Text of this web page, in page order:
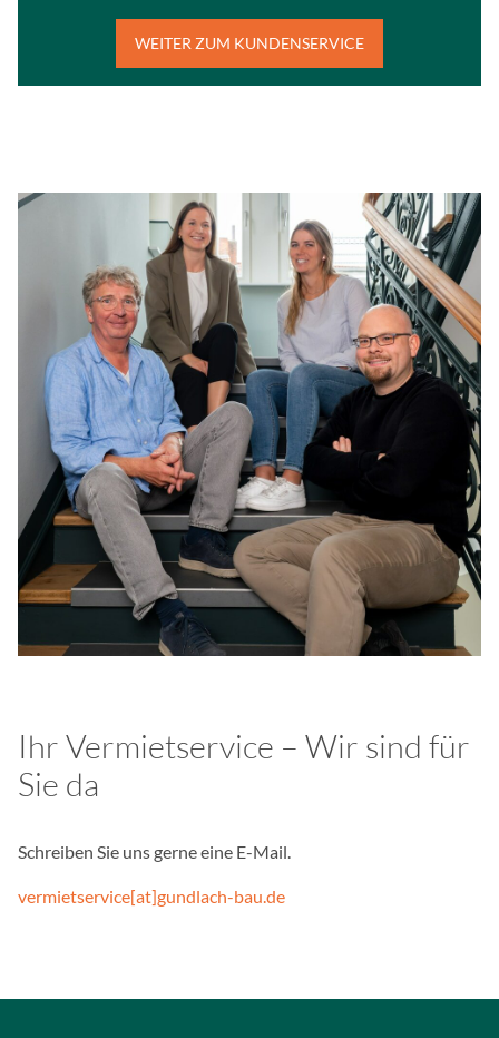
WEITER ZUM KUNDENSERVICE
Ihr Vermietservice – Wir sind für
Sie da
Schreiben Sie uns gerne eine E-Mail.
vermietservice[at]gundlach-bau.de
Zweck:
Google stellt
Diese Seite nutzt Google
Social Media Postings
Anbieter:
curator.io
Zweck:
Wir betten unsere
Dienstleistung von
werden
aufgebaut.
YouTube
Name:
NID, ACLK_DATA,